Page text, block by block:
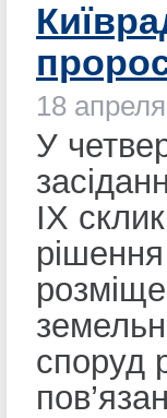
18
У
IX
споруд